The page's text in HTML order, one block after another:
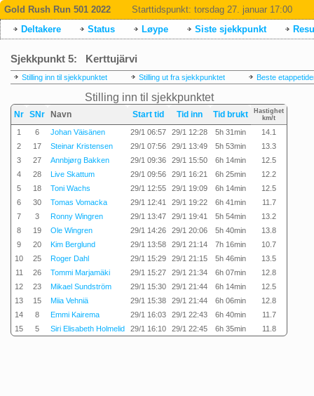
Gold Rush Run 501 2022 Starttidspunkt: torsdag 27. januar 17:00
Deltakere
Status Løype Siste sjekkpunkt
Sjekkpunkt 5: Kerttujärvi
Stilling inn til sjekkpunktet Stilling ut fra sjekkpunktet Beste
Stilling inn til sjekkpunktet
Nr SNr Navn Start tid Tid inn Tid brukt
Hastighet
km/t
1 6 Johan Väisänen 29/1 06:57 29/1 12:28 5h 31min
14.1
2
17 Steinar Kristensen 29/1 07:56 29/1 13:49 5h 53min
13.3
3
27 Annbjørg Bakken 29/1 09:36 29/1 15:50 6h 14min
12.5
4
28 Live Skattum 29/1 09:56 29/1 16:21 6h 25min
12.2
5
18 Toni Wachs 29/1 12:55 29/1 19:09 6h 14min
12.5
6
30 Tomas Vomacka 29/1 12:41 29/1 19:22 6h 41min
11.7
7
3 Ronny Wingren 29/1 13:47 29/1 19:41 5h 54min
13.2
8
19 Ole Wingren 29/1 14:26 29/1 20:06 5h 40min
13.8
9
20 Kim Berglund 29/1 13:58 29/1 21:14 7h 16min
10.7
10
25 Roger Dahl 29/1 15:29 29/1 21:15 5h 46min
13.5
11
26 Tommi Marjamäki 29/1 15:27 29/1 21:34 6h 07min
12.8
12
23 Mikael Sundström 29/1 15:30 29/1 21:44 6h 14min
12.5
13
15 Miia Vehniä 29/1 15:38 29/1 21:44 6h 06min
12.8
14
8 Emmi Kairema 29/1 16:03 29/1 22:43 6h 40min
11.7
15
5 Siri Elisabeth Holmelid 29/1 16:10 29/1 22:45 6h 35min 11.8